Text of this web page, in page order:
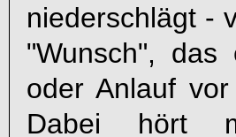
niederschlägt -
"Wunsch", das
oder Anlauf
Dabei hört